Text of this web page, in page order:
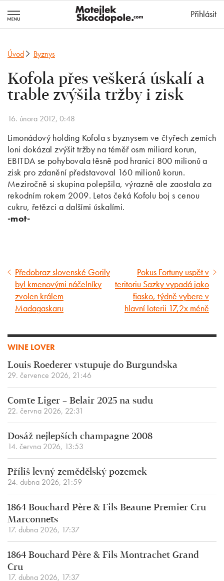
Přihlásit
Úvod Byznys
Kofola přes veškerá úskalí a
trable zvýšila tržby i zisk
16. února 2012, 0:48
Limonádový holding Kofola s byznysem ve čtyřech zemích
loni dokázal zvýšit tržby na téměř osm miliard korun,
EBITDA se pohybovala těsně pod hranicí 800 milionů a
zisk pro zdanění představoval 160 milionů korun.
Meziročně si skupina polepšila, výrazně ale zaostala za
rekodním rokem 2009. Letos čeká Kofolu boj s cenou
cukru, řetězci a dalšími úskalími.
-mot-
Předcházející
článek
Předobraz slovenské Gorily
byl kmenovými náčelníky
zvolen králem
Madagaskaru
Následující
článek
Pokus Fortuny uspět v
teritoriu Sazky vypadá jako
fiasko, týdně vybere v
hlavní loterii 17,2x méně
WINE LOVER
Louis Roederer vstupuje do Burgundska
29. července 2026, 21:46
Comte Liger – Belair 2025 na sudu
22. června 2026, 22:31
Dosáž nejlepších champagne 2008
14. června 2026, 13:53
Příliš levný zemědělský pozemek
24. dubna 2026, 21:59
1864 Bouchard Père & Fils Beaune Premier Cru
Marconnets
17. dubna 2026, 17:37
1864 Bouchard Père & Fils Montrachet Grand
Cru
17. dubna 2026, 17:37